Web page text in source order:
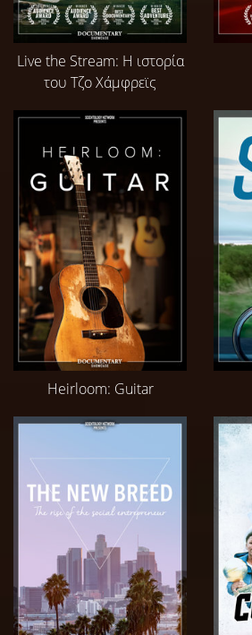
Live the Stream: Η ιστορία
του Τζο Χάμφρεϊς
Heirloom: Guitar